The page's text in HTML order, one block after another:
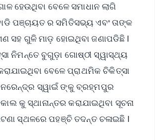
ହେଉଥିବା ବେଳେ ସମାଧାନ ଲାଗି
ପଞ୍ଚାୟତ ର ସମିତିସଭ୍ୟ ଏବଂ ତାଙ୍କ
ସହ ଗୁଳି ମାଡ଼ ହୋଇଥିବା ଜଣାପଡିଛି l
ନିମନ୍ତେ ବୁଗୁଡ଼ା ଗୋଷ୍ଠୀ ସ୍ୱାସ୍ଥ୍ୟ
ବେଳେ ପ୍ରାଥମିକ ଚିକିତ୍ସା
ସ୍ୱାଇଁ ଙ୍କୁ ବ୍ରହ୍ମପୁର
କୁ ସ୍ଥାନାନ୍ତର କରାଯାଇଥିବା ସୂଚନା
ସ୍ଥଳରେ ପହଞ୍ଚି ତଦନ୍ତ ଚଳାଇଛି l